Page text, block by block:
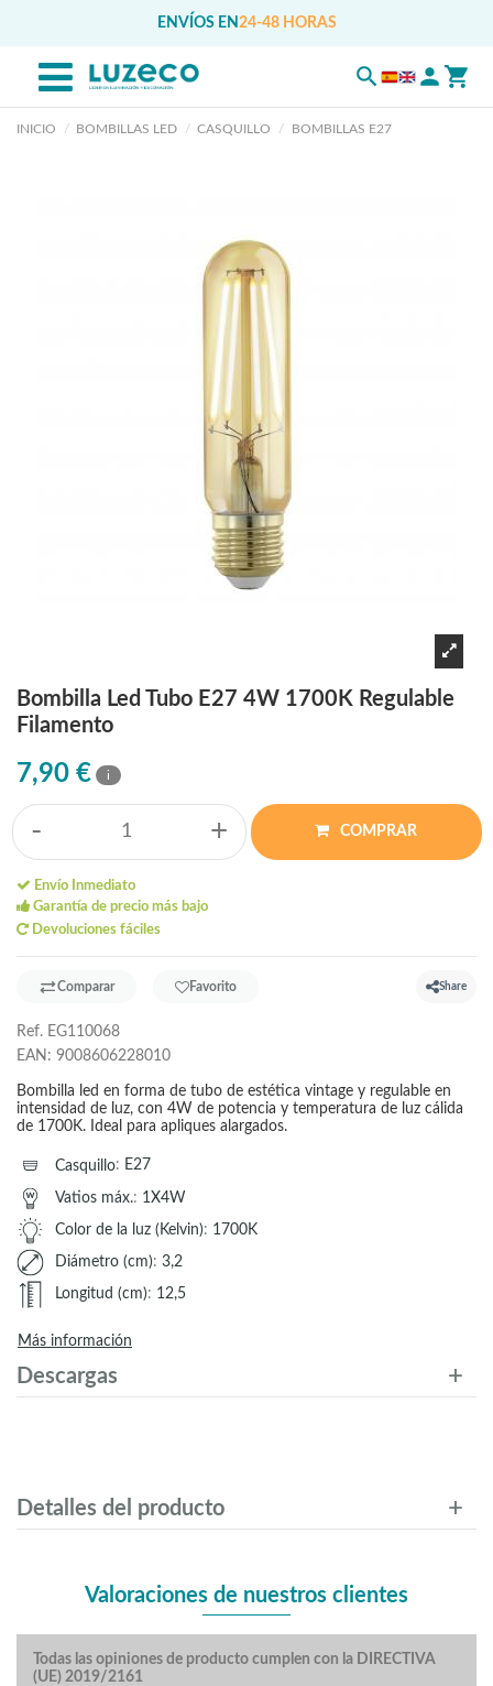
ENVÍOS EN 24-48 HORAS
INICIO BOMBILLAS LED CASQUILLO BOMBILLAS E27
Bombilla Led Tubo E27 4W 1700K Regulable
Filamento
7,90 € i
- + COMPRAR
Envío Inmediato
Garantía de precio más bajo
Devoluciones fáciles
Comparar Favorito Share
Ref. EG110068
EAN: 9008606228010
Bombilla led en forma de tubo de estética vintage y regulable en
intensidad de luz, con 4W de potencia y temperatura de luz cálida
de 1700K. Ideal para apliques alargados.
Casquillo: E27
Vatios máx.: 1X4W
Color de la luz (Kelvin): 1700K
Diámetro (cm): 3,2
Longitud (cm): 12,5
Más información
Descargas
Detalles del producto
Valoraciones de nuestros clientes
Todas las opiniones de producto cumplen con la DIRECTIVA
(UE) 2019/2161